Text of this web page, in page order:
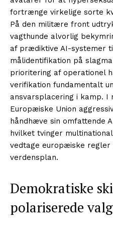
fortrænge virkelige sorte
På den militære front
vagthunde alvorlig
af prædiktive AI-systemer
målidentifikation på
prioritering af operationel
verifikation fundamentalt
ansvarsplacering i kamp. I
Europæiske Union
håndhæve sin omfattende
hvilket tvinger
vedtage europæiske
verdensplan.
Demokratiske
polariserede